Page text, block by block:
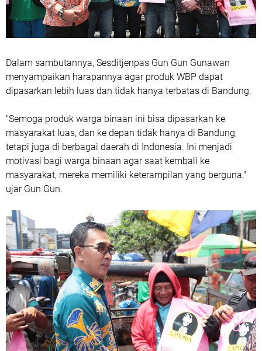
Dalam sambutannya, Sesditjenpas Gun Gun Gunawan
menyampaikan harapannya agar produk WBP dapat
dipasarkan lebih luas dan tidak hanya terbatas di Bandung.
"Semoga produk warga binaan ini bisa dipasarkan ke
masyarakat luas, dan ke depan tidak hanya di Bandung,
tetapi juga di berbagai daerah di Indonesia. Ini menjadi
motivasi bagi warga binaan agar saat kembali ke
masyarakat, mereka memiliki keterampilan yang berguna,"
ujar Gun Gun.